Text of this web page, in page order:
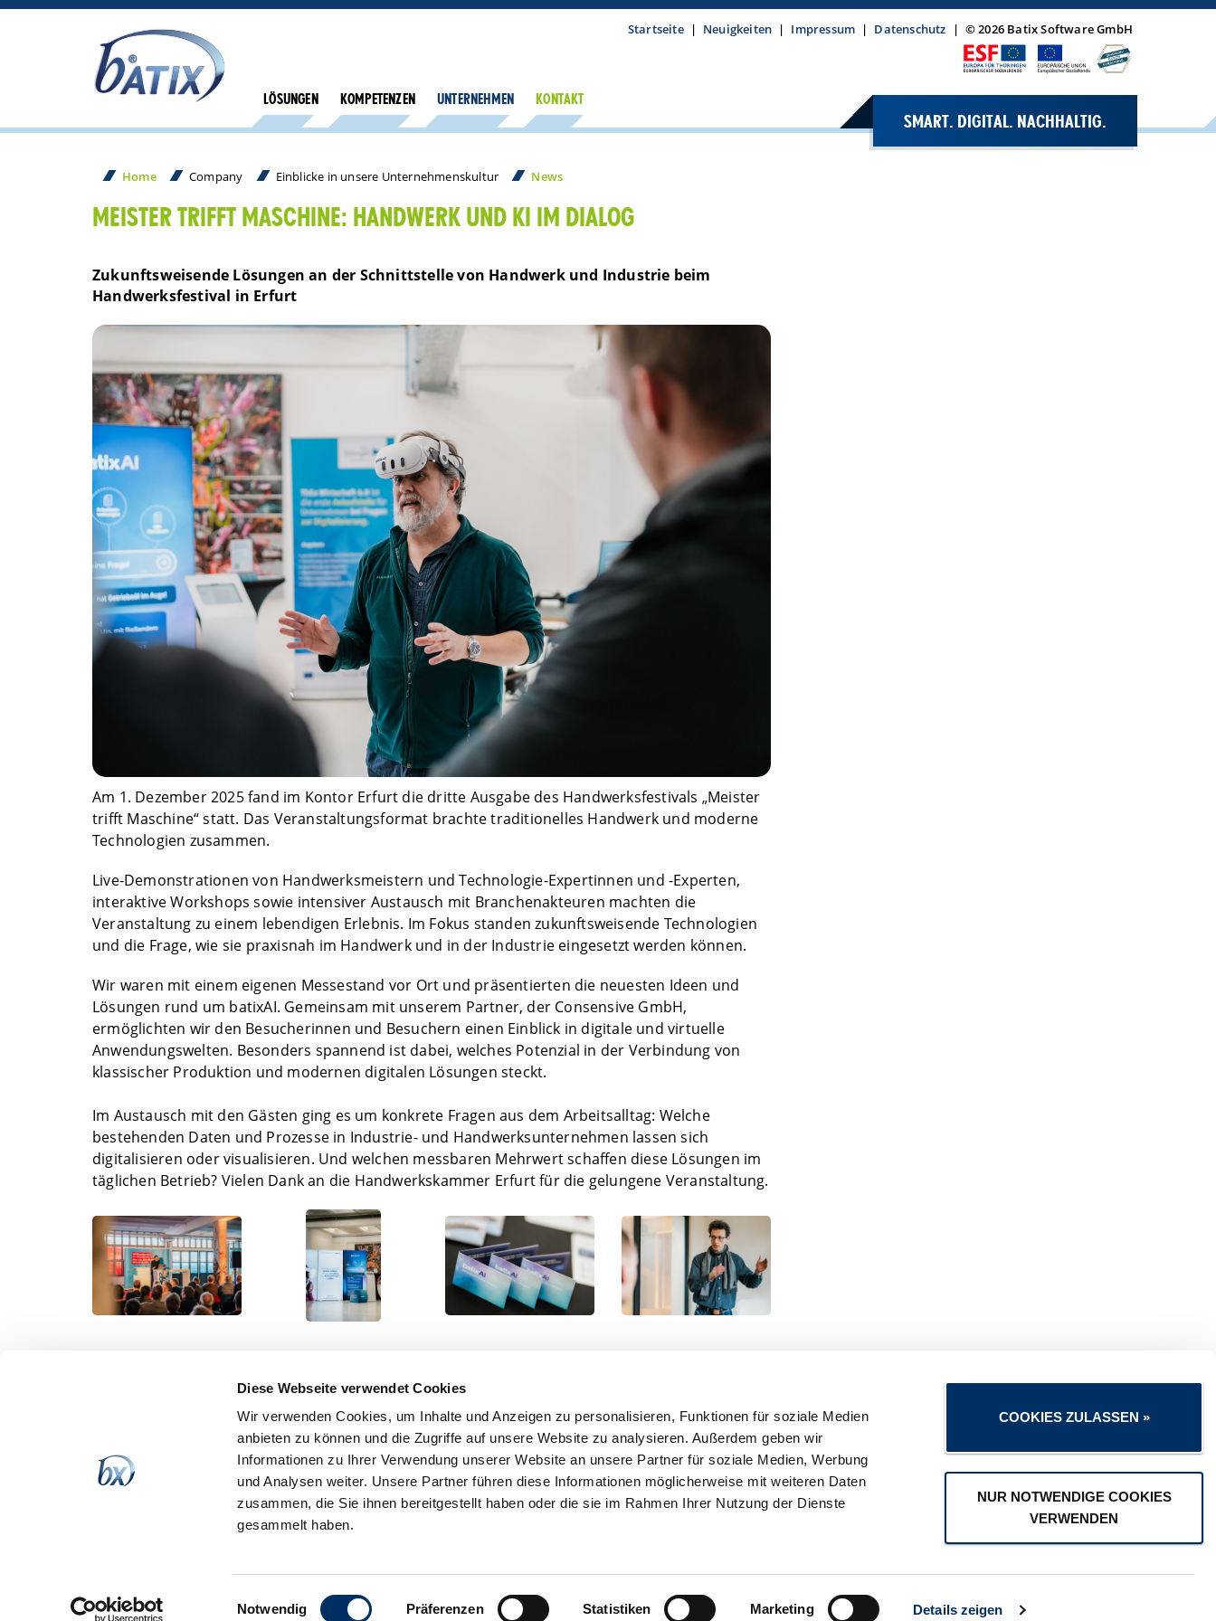
Diese Webseite verwendet Cookies
Wir verwenden Cookies, um Inhalte und Anzeigen zu personalisieren, Funktionen für soziale Medien
anbieten zu können und die Zugriffe auf unsere Website zu analysieren. Außerdem geben wir
Informationen zu Ihrer Verwendung unserer Website an unsere Partner für soziale Medien, Werbung
und Analysen weiter. Unsere Partner führen diese Informationen möglicherweise mit weiteren Daten
zusammen, die Sie ihnen bereitgestellt haben oder die sie im Rahmen Ihrer Nutzung der Dienste
gesammelt haben.
Einwilligungsauswahl
Notwendig Präferenzen Statistiken Marketing Details zeigen
COOKIES ZULASSEN »
NUR NOTWENDIGE COOKIES
VERWENDEN
Startseite | Neuigkeiten | Impressum | Datenschutz | © 2026 Batix Software GmbH
SMART. DIGITAL. NACHHALTIG.
LÖSUNGEN KOMPETENZEN UNTERNEHMEN KONTAKT
Home Company Einblicke in unsere Unternehmenskultur News
MEISTER TRIFFT MASCHINE: HANDWERK UND KI IM DIALOG
Zukunftsweisende Lösungen an der Schnittstelle von Handwerk und Industrie beim
Handwerksfestival in Erfurt
Am 1. Dezember 2025 fand im Kontor Erfurt die dritte Ausgabe des Handwerksfestivals „Meister
trifft Maschine“ statt. Das Veranstaltungsformat brachte traditionelles Handwerk und moderne
Technologien zusammen.
Live-Demonstrationen von Handwerksmeistern und Technologie-Expertinnen und -Experten,
interaktive Workshops sowie intensiver Austausch mit Branchenakteuren machten die
Veranstaltung zu einem lebendigen Erlebnis. Im Fokus standen zukunftsweisende Technologien
und die Frage, wie sie praxisnah im Handwerk und in der Industrie eingesetzt werden können.
Wir waren mit einem eigenen Messestand vor Ort und präsentierten die neuesten Ideen und
Lösungen rund um batixAI. Gemeinsam mit unserem Partner, der Consensive GmbH,
ermöglichten wir den Besucherinnen und Besuchern einen Einblick in digitale und virtuelle
Anwendungswelten. Besonders spannend ist dabei, welches Potenzial in der Verbindung von
klassischer Produktion und modernen digitalen Lösungen steckt.
Im Austausch mit den Gästen ging es um konkrete Fragen aus dem Arbeitsalltag: Welche
bestehenden Daten und Prozesse in Industrie- und Handwerksunternehmen lassen sich
digitalisieren oder visualisieren. Und welchen messbaren Mehrwert schaffen diese Lösungen im
täglichen Betrieb? Vielen Dank an die Handwerkskammer Erfurt für die gelungene Veranstaltung.
ÜBER UNS
Die Batix Software GmbH ist eines der
innovativsten IT-Unternehmen in
Thüringen und entwickelt
öffentliche Einrichtungen – in jedem
Batix Software GmbH
Saalstraße 16
zum Impressum